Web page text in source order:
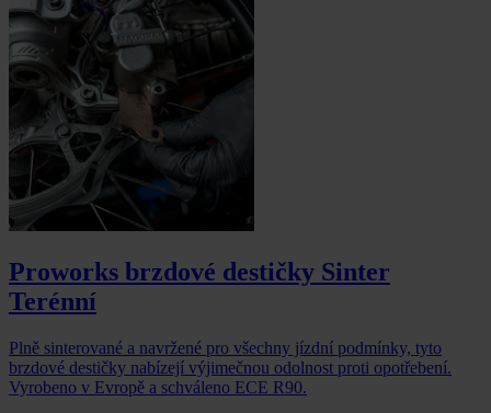
Proworks brzdové destičky Sinter
Terénní
Plně sinterované a navržené pro všechny jízdní podmínky, tyto
brzdové destičky nabízejí výjimečnou odolnost proti opotřebení.
Vyrobeno v Evropě a schváleno ECE R90.